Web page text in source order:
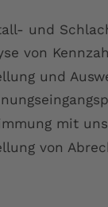
und
von
und
mit
von